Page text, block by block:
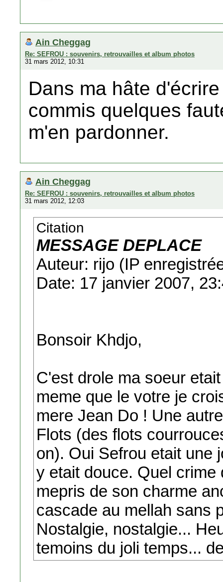
Ain Cheggag
Re: SEFROU : souvenirs, retrouvailles et album photos
31 mars 2012, 10:31
Dans ma hâte
commis quelques
m'en pardonner.
Ain Cheggag
Re: SEFROU : souvenirs, retrouvailles et album photos
31 mars 2012, 12:03
Citation
MESSAGE DEPLACE
Auteur: rijo (IP
Date: 17 janvier 2007,
Bonsoir Khdjo,
C'est drole ma soeur
meme que le votre je
mere Jean Do ! Une
Flots (des flots
on). Oui Sefrou etait une
y etait douce. Quel
mepris de son charme
cascade au mellah sans
Nostalgie, nostalgie...
temoins du joli temps...